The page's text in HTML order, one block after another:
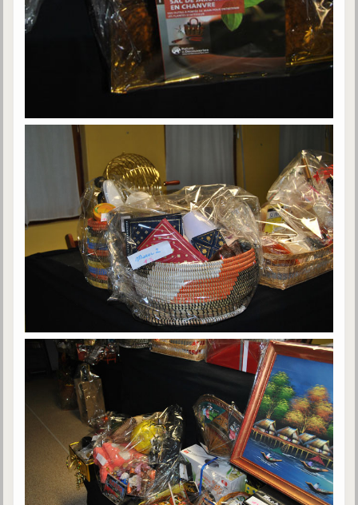
Vidéos courtes de Divaldo
Centres spirites
France
Belgique, Lux. et Canada
Fédérations spirites
Médias spirites
@